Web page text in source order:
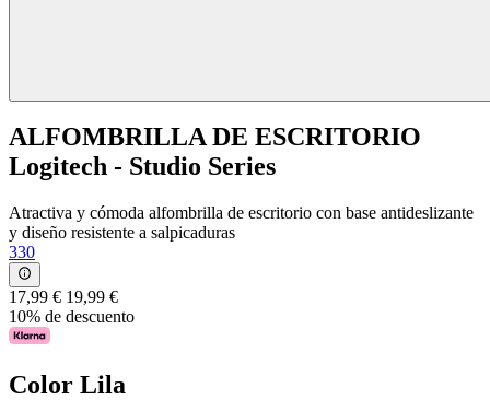
ALFOMBRILLA DE ESCRITORIO
Logitech - Studio Series
Atractiva y cómoda alfombrilla de escritorio con base antideslizante
y diseño resistente a salpicaduras
330
17,99 € 19,99 €
10% de descuento
Color Lila